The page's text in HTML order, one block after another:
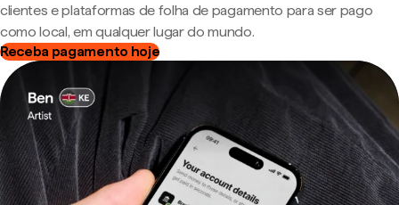
clientes e plataformas de folha de pagamento para ser pago
como local, em qualquer lugar do mundo.
Receba pagamento hoje